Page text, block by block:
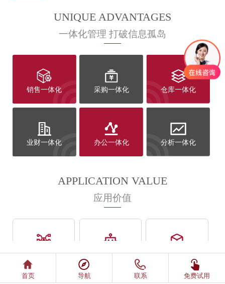
UNIQUE ADVANTAGES
一体化管理 打破信息孤岛
销售一体化 采购一体化 仓库一体化
业财一体化 办公一体化 分析一体化
APPLICATION VALUE
应用价值
更精准
画像标签化
客户分类化
更规范
智能提醒化
更便捷
模板灵活用
群发更智能
首页 导航 联系 免费试用